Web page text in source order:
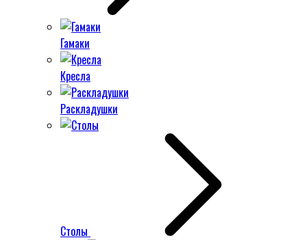
Гамаки
Кресла
Раскладушки
Столы